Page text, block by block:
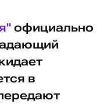
официально
в